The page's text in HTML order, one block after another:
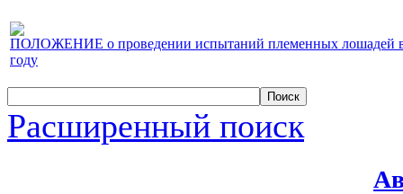
ПОЛОЖЕНИЕ о проведении испытаний племенных лошадей
году
Расширенный поиск